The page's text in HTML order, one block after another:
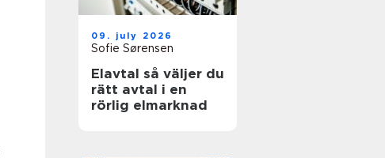
09. july 2026
Sofie Sørensen
Elavtal så väljer du
rätt avtal i en
rörlig elmarknad